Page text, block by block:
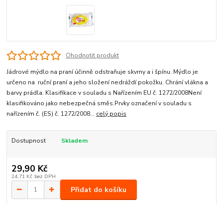
Ohodnotit produkt
Jádrové mýdlo na praní účinně odstraňuje skvrny a i špínu. Mýdlo je
určeno na ruční praní a jeho složení nedráždí pokožku. Chrání vlákna a
barvy prádla. Klasifikace v souladu s Nařízením EU č. 1272/2008Není
klasifikováno jako nebezpečná směs.Prvky označení v souladu s
nařízením č. (ES) č. 1272/2008... celý popis
Dostupnost Skladem
29,90 Kč
24,71 Kč bez DPH
Přidat do košíku